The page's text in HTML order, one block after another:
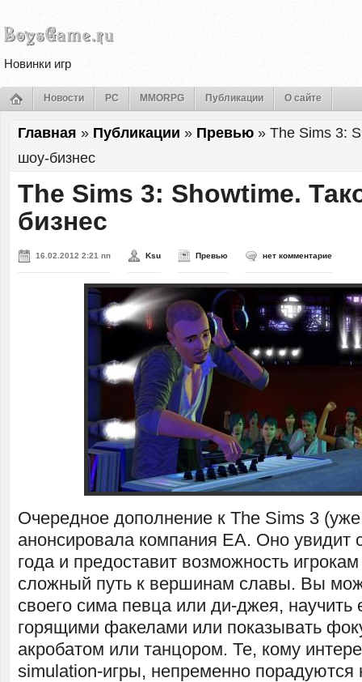
Новинки игр
Новости PC MMORPG Публикации О сайте
Главная » Публикации » Превью » The Sims 3:
шоу-бизнес
The Sims 3: Showtime.
бизнес
16.02.2012 2:21 пп Ksu Превью нет комментарие
Очередное дополнение к The Sims 3
анонсировала компания ЕА. Оно увидит
года и предоставит возможность
сложный путь к вершинам славы. Вы
своего сима певца или ди-джея, научить
горящими факелами или показывать
акробатом или танцором. Те, кому
simulation-игры, непременно